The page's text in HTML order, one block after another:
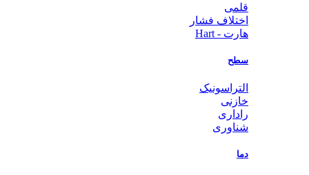
قلمی
اختلاف فشار
هارت - Hart
سطح
التراسونیک
خازنی
راداری
شناوری
دما